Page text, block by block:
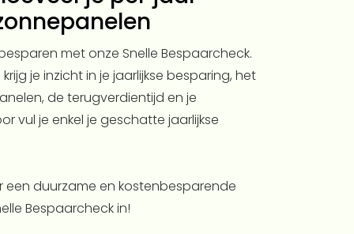
met onze Snelle Bespaarcheck.
je inzicht in je jaarlijkse besparing, het
de terugverdientijd en je
vul je enkel je geschatte jaarlijkse
een duurzame en kostenbesparende
Bespaarcheck in!